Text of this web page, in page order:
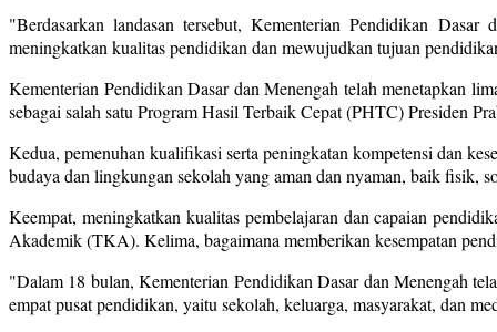
"Berdasarkan landasan tersebut, Kementerian Pendidikan
meningkatkan kualitas pendidikan dan mewujudkan tujuan
Kementerian Pendidikan Dasar dan Menengah telah menetapkan
sebagai salah satu Program Hasil Terbaik Cepat (PHTC) Presiden
Kedua, pemenuhan kualifikasi serta peningkatan kompetensi dan
budaya dan lingkungan sekolah yang aman dan nyaman, baik fisik,
Keempat, meningkatkan kualitas pembelajaran dan capaian
Akademik (TKA). Kelima, bagaimana memberikan kesempatan
"Dalam 18 bulan, Kementerian Pendidikan Dasar dan Menengah
empat pusat pendidikan, yaitu sekolah, keluarga, masyarakat, dan